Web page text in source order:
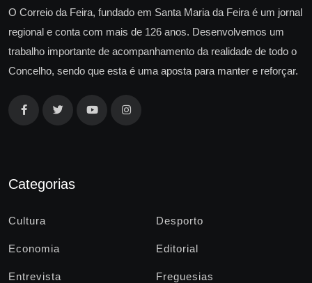
O Correio da Feira, fundado em Santa Maria da Feira é um jornal
regional e conta com mais de 126 anos. Desenvolvemos um
trabalho importante de acompanhamento da realidade de todo o
Concelho, sendo que esta é uma aposta para manter e reforçar.
Categorias
Cultura Desporto
Economia Editorial
Entrevista Freguesias